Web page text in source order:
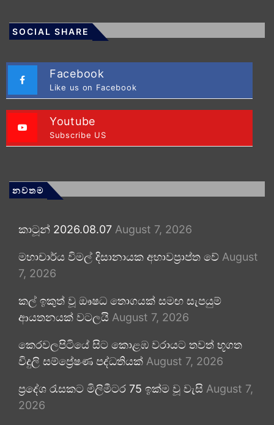
SOCIAL SHARE
Facebook
Like us on Facebook
Youtube
Subscribe US
නවතම
කාටූන් 2026.08.07 August 7, 2026
මහාචාර්ය විමල් දිසානායක අභාවප්‍රාප්ත වේ August
7, 2026
කල් ඉකුත් වූ ඖෂධ තොගයක් සමඟ සැපයුම්
ආයතනයක් වටලයි August 7, 2026
කෙරවලපිටියේ සිට කොළඹ වරායට තවත් භූගත
විදුලි සම්ප්‍රේෂණ පද්ධතියක් August 7, 2026
ප්‍රදේශ රැසකට මිලිමීටර 75 ඉක්ම වූ වැසි August 7,
2026